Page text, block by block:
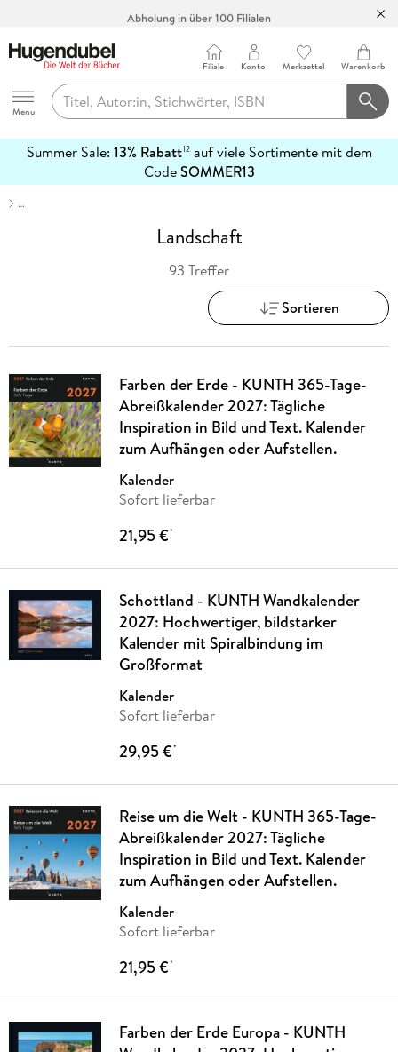
Abholung in über 100 Filialen
Hugendubel
Menu
Filiale Konto Merkzettel Warenkorb
Summer Sale: 13% Rabatt12auf viele Sortimente mit dem
CodeSOMMER13
erfahren
…
Landschaft
93 Treffer
Sortieren
Farben der Erde - KUNTH 365-Tage-
Abreißkalender 2027: Tägliche
Inspiration in Bild und Text. Kalender
zum Aufhängen oder Aufstellen.
Kalender
Sofort lieferbar
21,95 €*
Schottland - KUNTH Wandkalender
2027: Hochwertiger, bildstarker
Kalender mit Spiralbindung im
Großformat
Kalender
Sofort lieferbar
29,95 €*
Reise um die Welt - KUNTH 365-Tage-
Abreißkalender 2027: Tägliche
Inspiration in Bild und Text. Kalender
zum Aufhängen oder Aufstellen.
Kalender
Sofort lieferbar
21,95 €*
Farben der Erde Europa - KUNTH